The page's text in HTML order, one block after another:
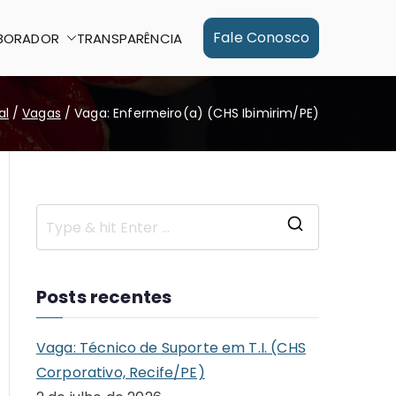
TRANSPARÊNCIA Fale Conosco
Vagas Vaga: Enfermeiro(a) (CHS Ibimirim/PE)
Posts recentes
Vaga: Técnico de Suporte em T.I. (CHS
Corporativo, Recife/PE)